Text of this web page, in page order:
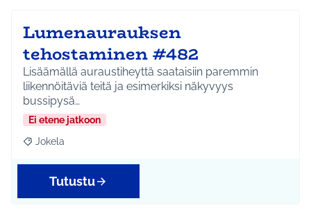
Lumenaurauksen
tehostaminen #482
Lisäämällä auraustiheyttä saataisiin paremmin
liikennöitäviä teitä ja esimerkiksi näkyvyys
bussipysä…
Ei etene jatkoon
Rajaa tulokset aihepiirin mukaan: Jokela
Jokela
Tutustu